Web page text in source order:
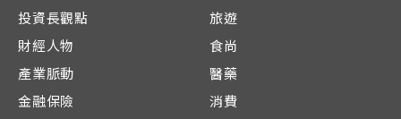
投資長觀點
財經人物
產業脈動
金融保險
旅遊
食尚
醫藥
消費